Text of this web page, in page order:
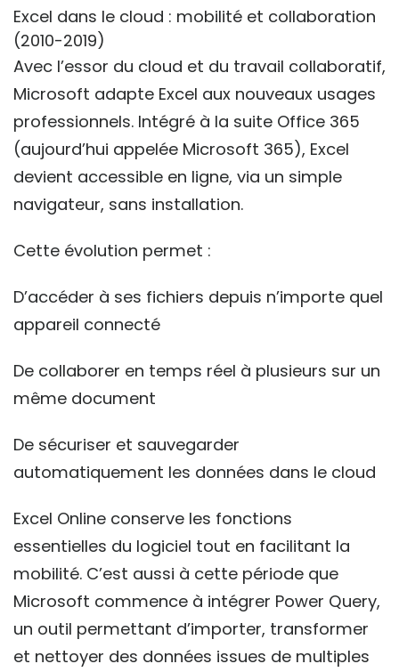
Excel dans le cloud : mobilité et collaboration
(2010-2019)
Avec l’essor du cloud et du travail collaboratif,
Microsoft adapte Excel aux nouveaux usages
professionnels. Intégré à la suite Office 365
(aujourd’hui appelée Microsoft 365), Excel
devient accessible en ligne, via un simple
navigateur, sans installation.
Cette évolution permet :
D’accéder à ses fichiers depuis n’importe quel
appareil connecté
De collaborer en temps réel à plusieurs sur un
même document
De sécuriser et sauvegarder
automatiquement les données dans le cloud
Excel Online conserve les fonctions
essentielles du logiciel tout en facilitant la
mobilité. C’est aussi à cette période que
Microsoft commence à intégrer Power Query,
un outil permettant d’importer, transformer
et nettoyer des données issues de multiples